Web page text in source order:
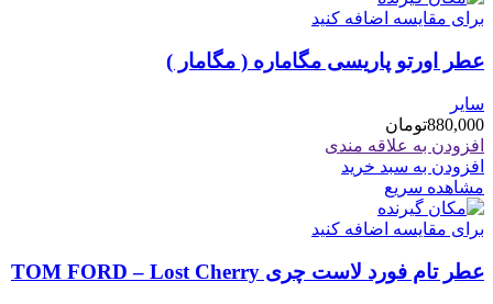
برای مقایسه اضافه کنید
عطر اورتو پاریسی مگاماره ( مگامار )
سایر
880,000تومان
افزودن به علاقه مندی
افزودن به سبد خرید
مشاهده سریع
برای مقایسه اضافه کنید
عطر تام فورد لاست چری TOM FORD – Lost Cherry